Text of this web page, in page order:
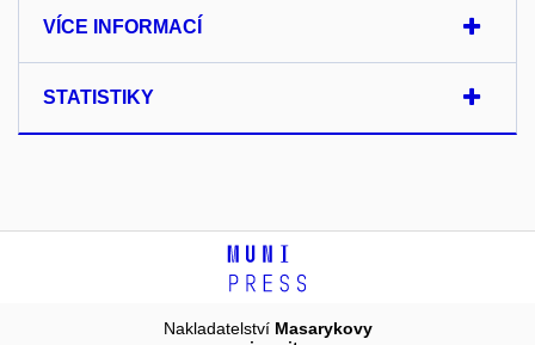
VÍCE INFORMACÍ
STATISTIKY
Nakladatelství Masarykovy